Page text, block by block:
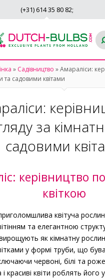
(+31) 614 35 80 82;
» Садівництво »Амараліси:
та садовими квітами
за
садовими
керівництво
квіткою
квітуча
та елегантною
як кімнатну
у формі труби, що
червоні, білі та
і красиві квіти роблять